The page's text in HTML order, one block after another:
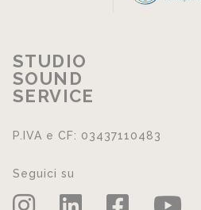
STUDIO
SOUND
SERVICE
P.IVA e CF: 03437110483
Seguici su